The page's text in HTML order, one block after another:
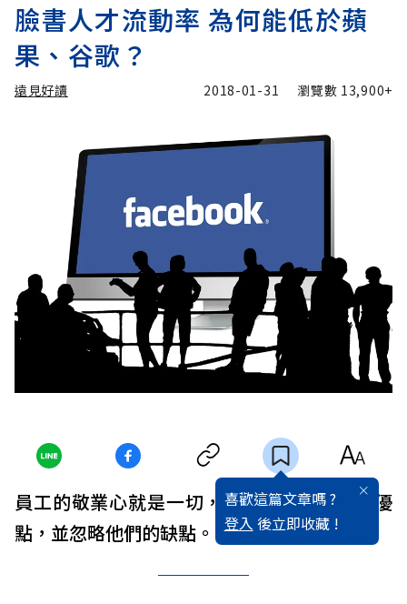
臉書人才流動率 為何能低於蘋
果、谷歌？
遠見好讀 2018-01-31 瀏覽數 13,900+
喜歡這篇文章嗎 ?
登入 後立即收藏 !
員工的敬業心就是一切，要盡力發揮人才的優
點，並忽略他們的缺點。